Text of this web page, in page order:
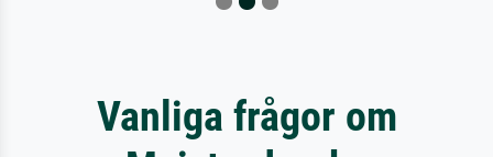
Vanliga frågor om